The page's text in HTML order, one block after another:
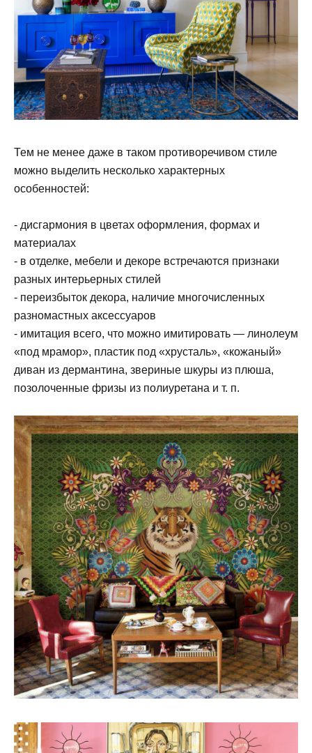
Тем не менее даже в таком противоречивом стиле
можно выделить несколько характерных
особенностей:
- дисгармония в цветах оформления, формах и
материалах
- в отделке, мебели и декоре встречаются признаки
разных интерьерных стилей
- переизбыток декора, наличие многочисленных
разномастных аксессуаров
- имитация всего, что можно имитировать — линолеум
«под мрамор», пластик под «хрусталь», «кожаный»
диван из дермантина, звериные шкуры из плюша,
позолоченные фризы из полиуретана и т. п.